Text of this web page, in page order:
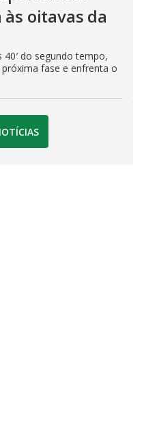
oitavas da
do segundo tempo,
fase e enfrenta o